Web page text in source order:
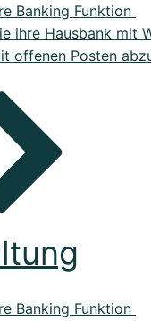
Banking Funktion
ihre Hausbank mit
offenen Posten
Banking Funktion